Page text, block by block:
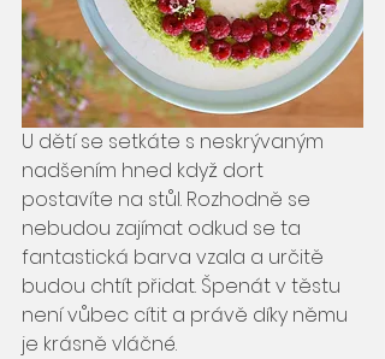
U dětí se setkáte s neskrývaným
nadšením hned když dort
postavíte na stůl. Rozhodně se
nebudou zajímat odkud se ta
fantastická barva vzala a určitě
budou chtít přidat. Špenát v těstu
není vůbec cítit a právě díky němu
je krásně vláčné.